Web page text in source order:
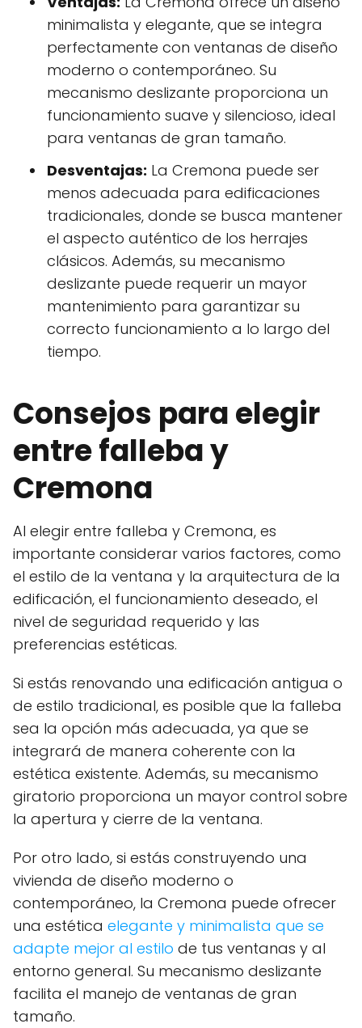
minimalista y elegante, que se integra
perfectamente con ventanas de diseño
moderno o contemporáneo. Su
mecanismo deslizante proporciona un
funcionamiento suave y silencioso, ideal
para ventanas de gran tamaño.
Desventajas: La Cremona puede ser
menos adecuada para edificaciones
tradicionales, donde se busca mantener
el aspecto auténtico de los herrajes
clásicos. Además, su mecanismo
deslizante puede requerir un mayor
mantenimiento para garantizar su
correcto funcionamiento a lo largo del
tiempo.
Consejos para elegir
entre falleba y
Cremona
Al elegir entre falleba y Cremona, es
importante considerar varios factores, como
el estilo de la ventana y la arquitectura de la
edificación, el funcionamiento deseado, el
nivel de seguridad requerido y las
preferencias estéticas.
Si estás renovando una edificación antigua o
de estilo tradicional, es posible que la falleba
sea la opción más adecuada, ya que se
integrará de manera coherente con la
estética existente. Además, su mecanismo
giratorio proporciona un mayor control sobre
la apertura y cierre de la ventana.
Por otro lado, si estás construyendo una
vivienda de diseño moderno o
contemporáneo, la Cremona puede ofrecer
una estética elegante y minimalista que se
adapte mejor al estilo de tus ventanas y al
entorno general. Su mecanismo deslizante
facilita el manejo de ventanas de gran
tamaño.